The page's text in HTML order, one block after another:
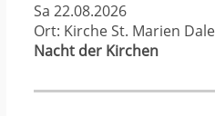
Sa 22.08.2026
Ort: Kirche St. Marien
Nacht der Kirchen